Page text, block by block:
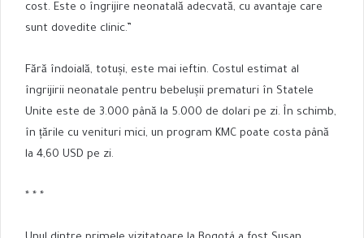
cost. Este o îngrijire neonatală adecvată, cu avantaje care
sunt dovedite clinic.”
Fără îndoială, totuși, este mai ieftin. Costul estimat al
îngrijirii neonatale pentru bebelușii prematuri în Statele
Unite este de 3.000 până la 5.000 de dolari pe zi. În schimb,
în ​​țările cu venituri mici, un program KMC poate costa până
la 4,60 USD pe zi.
* * *